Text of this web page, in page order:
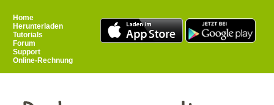
Home
Herunterladen
Tutorials
Forum
Support
Online-Rechnung